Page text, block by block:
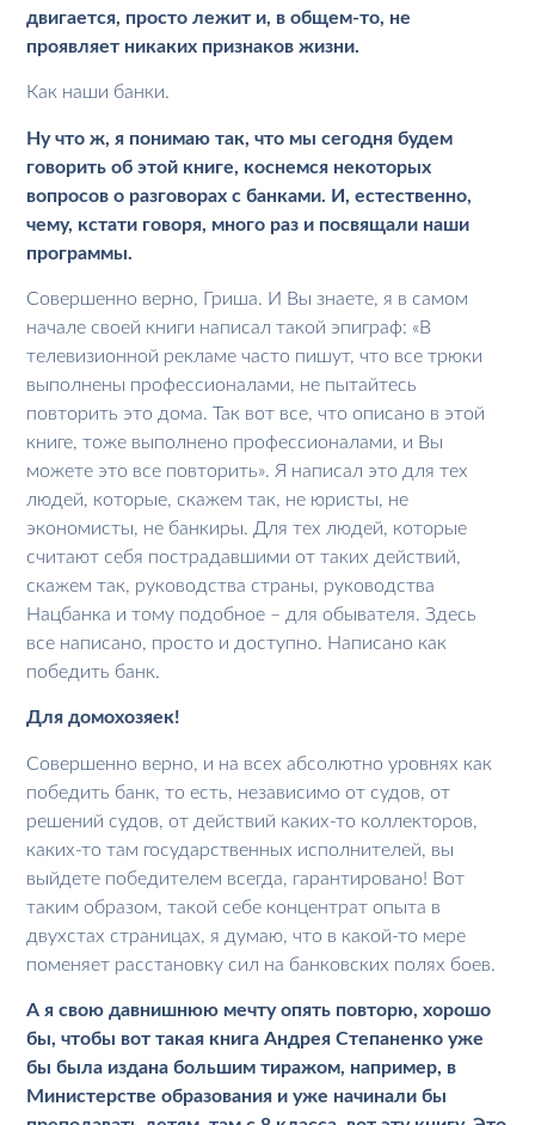
двигается, просто лежит и, в общем-то, не
проявляет никаких признаков жизни.
Как наши банки.
Ну что ж, я понимаю так, что мы сегодня будем
говорить об этой книге, коснемся некоторых
вопросов о разговорах с банками. И, естественно,
чему, кстати говоря, много раз и посвящали наши
программы.
Совершенно верно, Гриша. И Вы знаете, я в самом
начале своей книги написал такой эпиграф: «В
телевизионной рекламе часто пишут, что все трюки
выполнены профессионалами, не пытайтесь
повторить это дома. Так вот все, что описано в этой
книге, тоже выполнено профессионалами, и Вы
можете это все повторить». Я написал это для тех
людей, которые, скажем так, не юристы, не
экономисты, не банкиры. Для тех людей, которые
считают себя пострадавшими от таких действий,
скажем так, руководства страны, руководства
Нацбанка и тому подобное – для обывателя. Здесь
все написано, просто и доступно. Написано как
победить банк.
Для домохозяек!
Совершенно верно, и на всех абсолютно уровнях как
победить банк, то есть, независимо от судов, от
решений судов, от действий каких-то коллекторов,
каких-то там государственных исполнителей, вы
выйдете победителем всегда, гарантировано! Вот
таким образом, такой себе концентрат опыта в
двухстах страницах, я думаю, что в какой-то мере
поменяет расстановку сил на банковских полях боев.
А я свою давнишнюю мечту опять повторю, хорошо
бы, чтобы вот такая книга Андрея Степаненко уже
бы была издана большим тиражом, например, в
Министерстве образования и уже начинали бы